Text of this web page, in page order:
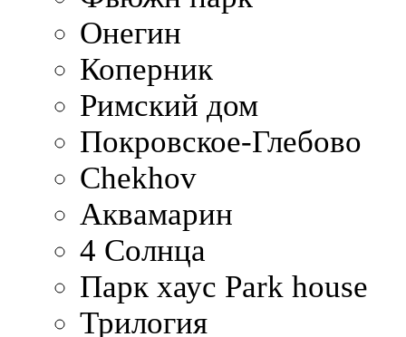
Онегин
Коперник
Римский дом
Покровское-Глебово
Chekhov
Аквамарин
4 Солнца
Парк хаус Park house
Трилогия